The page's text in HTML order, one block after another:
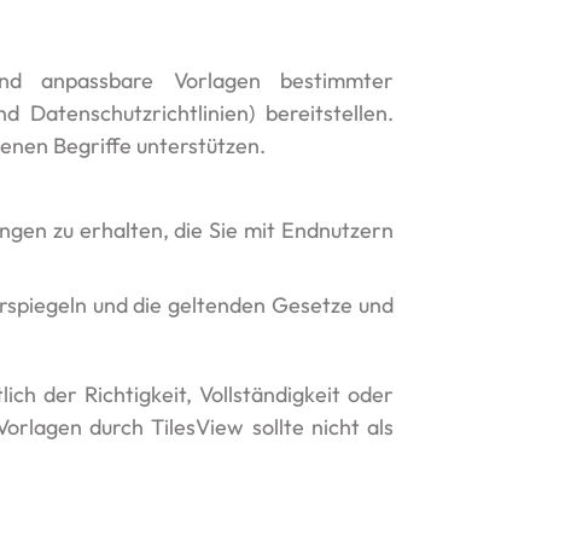
anpassbare Vorlagen bestimmter
Datenschutzrichtlinien) bereitstellen.
Begriffe unterstützen.
zu erhalten, die Sie mit Endnutzern
und die geltenden Gesetze und
der Richtigkeit, Vollständigkeit oder
durch TilesView sollte nicht als